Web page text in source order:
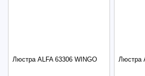
Люстра ALFA 63306 WINGO Люстра